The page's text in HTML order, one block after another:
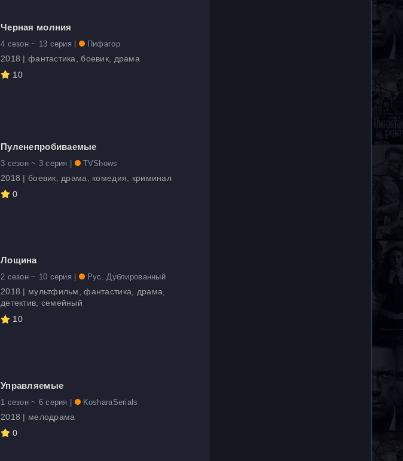
Черная молния
4 сезон ~ 13 серия | Пифагор
2018 | фантастика, боевик, драма
10
Пуленепробиваемые
3 сезон ~ 3 серия | TVShows
2018 | боевик, драма, комедия, криминал
0
Лощина
2 сезон ~ 10 серия | Рус. Дублированный
2018 | мультфильм, фантастика, драма,
детектив, семейный
10
Управляемые
1 сезон ~ 6 серия | KosharaSerials
2018 | мелодрама
0